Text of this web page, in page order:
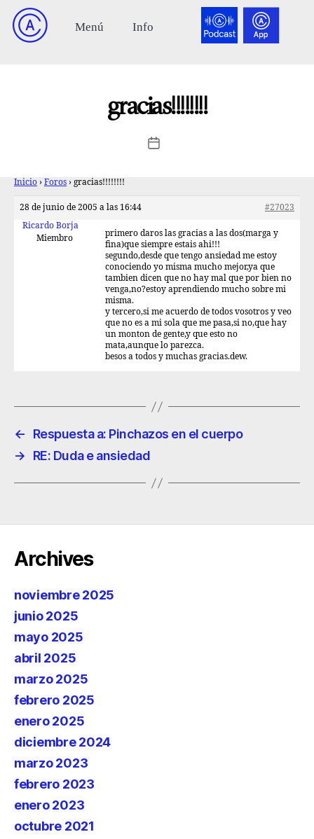
gracias!!!!!!!!
Inicio › Foros › gracias!!!!!!!!
28 de junio de 2005 a las 16:44
#27023
Ricardo Borja
Miembro
primero daros las gracias a las dos(marga y
fina)que siempre estais ahi!!!
segundo,desde que tengo ansiedad me estoy
conociendo yo misma mucho mejor,ya que
tambien dicen que no hay mal que por bien no
venga,no?estoy aprendiendo mucho sobre mi
misma.
y tercero,si me acuerdo de todos vosotros y veo
que no es a mi sola que me pasa,si no,que hay
un monton de gente,y que esto no
mata,aunque lo parezca.
besos a todos y muchas gracias.dew.
←
Respuesta a: Pinchazos en el cuerpo
→
RE: Duda e ansiedad
Archives
noviembre 2025
junio 2025
mayo 2025
abril 2025
marzo 2025
febrero 2025
enero 2025
diciembre 2024
marzo 2023
febrero 2023
enero 2023
octubre 2021